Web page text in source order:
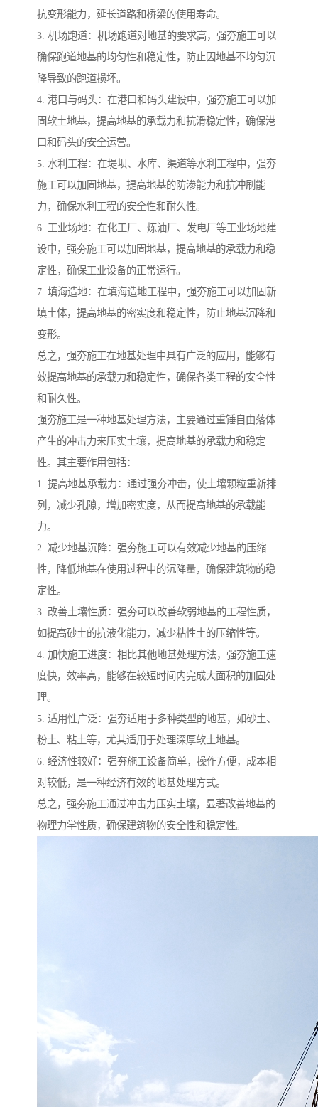
抗变形能力，延长道路和桥梁的使用寿命。
3. 机场跑道：机场跑道对地基的要求高，强夯施工可以
确保跑道地基的均匀性和稳定性，防止因地基不均匀沉
降导致的跑道损坏。
4. 港口与码头：在港口和码头建设中，强夯施工可以加
固软土地基，提高地基的承载力和抗滑稳定性，确保港
口和码头的安全运营。
5. 水利工程：在堤坝、水库、渠道等水利工程中，强夯
施工可以加固地基，提高地基的防渗能力和抗冲刷能
力，确保水利工程的安全性和耐久性。
6. 工业场地：在化工厂、炼油厂、发电厂等工业场地建
设中，强夯施工可以加固地基，提高地基的承载力和稳
定性，确保工业设备的正常运行。
7. 填海造地：在填海造地工程中，强夯施工可以加固新
填土体，提高地基的密实度和稳定性，防止地基沉降和
变形。
总之，强夯施工在地基处理中具有广泛的应用，能够有
效提高地基的承载力和稳定性，确保各类工程的安全性
和耐久性。
强夯施工是一种地基处理方法，主要通过重锤自由落体
产生的冲击力来压实土壤，提高地基的承载力和稳定
性。其主要作用包括：
1. 提高地基承载力：通过强夯冲击，使土壤颗粒重新排
列，减少孔隙，增加密实度，从而提高地基的承载能
力。
2. 减少地基沉降：强夯施工可以有效减少地基的压缩
性，降低地基在使用过程中的沉降量，确保建筑物的稳
定性。
3. 改善土壤性质：强夯可以改善软弱地基的工程性质，
如提高砂土的抗液化能力，减少粘性土的压缩性等。
4. 加快施工进度：相比其他地基处理方法，强夯施工速
度快，效率高，能够在较短时间内完成大面积的加固处
理。
5. 适用性广泛：强夯适用于多种类型的地基，如砂土、
粉土、粘土等，尤其适用于处理深厚软土地基。
6. 经济性较好：强夯施工设备简单，操作方便，成本相
对较低，是一种经济有效的地基处理方式。
总之，强夯施工通过冲击力压实土壤，显著改善地基的
物理力学性质，确保建筑物的安全性和稳定性。